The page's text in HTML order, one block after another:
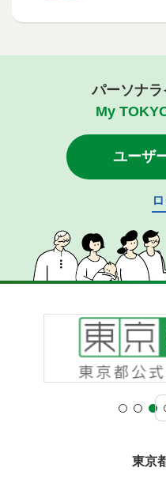
パーソナラ
My
ユーザ
東京